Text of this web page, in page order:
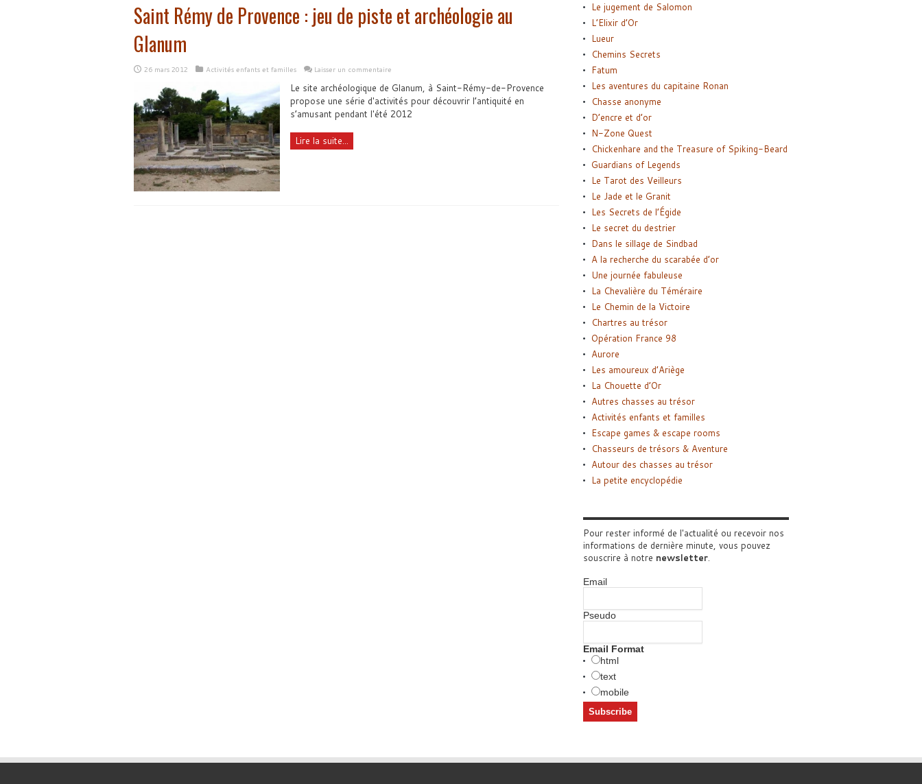
Saint Rémy de Provence : jeu de piste et archéologie au
Glanum
26 mars 2012 Activités enfants et familles Laisser un commentaire
Le site archéologique de Glanum, à Saint-Rémy-de-Provence
propose une série d'activités pour découvrir l’antiquité en
s’amusant pendant l'été 2012
Lire la suite...
Le jugement de Salomon
L’Elixir d’Or
Lueur
Chemins Secrets
Fatum
Les aventures du capitaine Ronan
Chasse anonyme
D’encre et d’or
N-Zone Quest
Chickenhare and the Treasure of Spiking-Beard
Guardians of Legends
Le Tarot des Veilleurs
Le Jade et le Granit
Les Secrets de l’Égide
Le secret du destrier
Dans le sillage de Sindbad
A la recherche du scarabée d’or
Une journée fabuleuse
La Chevalière du Téméraire
Le Chemin de la Victoire
Chartres au trésor
Opération France 98
Aurore
Les amoureux d’Ariège
La Chouette d’Or
Autres chasses au trésor
Activités enfants et familles
Escape games & escape rooms
Chasseurs de trésors & Aventure
Autour des chasses au trésor
La petite encyclopédie
Pour rester informé de l'actualité ou recevoir nos
informations de dernière minute, vous pouvez
souscrire à notre newsletter.
Email
Pseudo
Email Format
html
text
mobile